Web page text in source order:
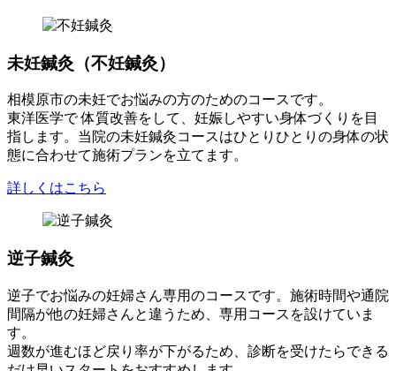
未妊鍼灸（不妊鍼灸）
相模原市の未妊でお悩みの方のためのコースです。
東洋医学で 体質改善をして、妊娠しやすい身体づくりを目
指します。当院の未妊鍼灸コースはひとりひとりの身体の状
態に合わせて施術プランを立てます。
詳しくはこちら
逆子鍼灸
逆子でお悩みの妊婦さん専用のコースです。施術時間や通院
間隔が他の妊婦さんと違うため、専用コースを設けていま
す。
週数が進むほど戻り率が下がるため、診断を受けたらできる